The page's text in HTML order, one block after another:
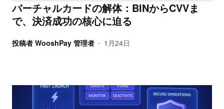
バーチャルカードの解体：BINからCVVま
で、決済成功の核心に迫る
投稿者 WooshPay 管理者 • 1月24日